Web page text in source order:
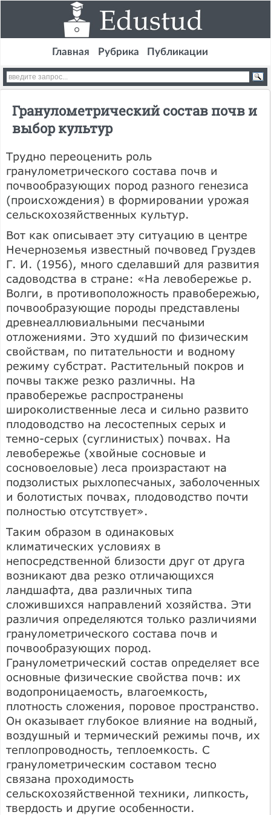
Главная Рубрика Публикации
Гранулометрический состав почв и
выбор культур
Трудно переоценить роль
гранулометрического состава почв и
почвообразующих пород разного генезиса
(происхождения) в формировании урожая
сельскохозяйственных культур.
Вот как описывает эту ситуацию в центре
Нечерноземья известный почвовед Груздев
Г. И. (1956), много сделавший для развития
садоводства в стране: «На левобережье р.
Волги, в противоположность правобережью,
почвообразующие породы представлены
древнеаллювиальными песчаными
отложениями. Это худший по физическим
свойствам, по питательности и водному
режиму субстрат. Растительный покров и
почвы также резко различны. На
правобережье распространены
широколиственные леса и сильно развито
плодоводство на лесостепных серых и
темно-серых (суглинистых) почвах. На
левобережье (хвойные сосновые и
сосновоеловые) леса произрастают на
подзолистых рыхлопесчаных, заболоченных
и болотистых почвах, плодоводство почти
полностью отсутствует».
Таким образом в одинаковых
климатических условиях в
непосредственной близости друг от друга
возникают два резко отличающихся
ландшафта, два различных типа
сложившихся направлений хозяйства. Эти
различия определяются только различиями
гранулометрического состава почв и
почвообразующих пород.
Гранулометрический состав определяет все
основные физические свойства почв: их
водопроницаемость, влагоемкость,
плотность сложения, поровое пространство.
Он оказывает глубокое влияние на водный,
воздушный и термический режимы почв, их
теплопроводность, теплоемкость. С
гранулометрическим составом тесно
связана проходимость
сельскохозяйственной техники, липкость,
твердость и другие особенности.